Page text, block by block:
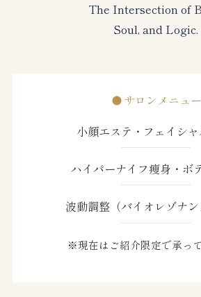
The Intersection of
Soul, and Logic.
サロンメニュー
小顔エステ・フェイシ
ハイパーナイフ痩身・ボ
波動調整（バイオレゾナン
※現在はご紹介限定で承っ